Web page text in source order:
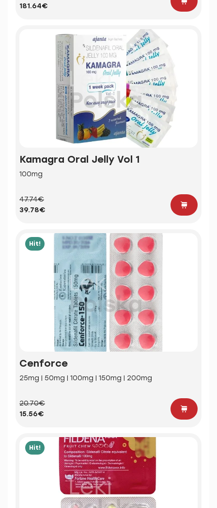
181.64€
Kamagra Oral Jelly Vol 1
100mg
47.74€
39.78€
Hit!
Cenforce
25mg | 50mg | 100mg | 150mg | 200mg
20.70€
15.56€
Hit!